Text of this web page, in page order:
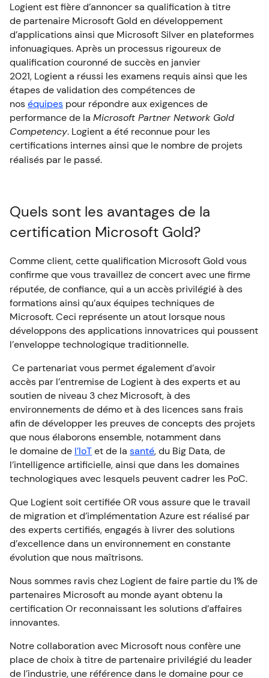
Logient est fièred’annoncersa qualificationà titre
de partenaire Microsoft Gold en développement
d’applicationsainsi que Microsoft Silver en plateformes
infonuagiques.Après un processus rigoureux de
qualificationcouronné de succès en janvier
2021, Logient a réussi les examens requis ainsi que les
étapes de validation des compétences de
noséquipes pour répondre aux exigences de
performancede la Microsoft Partner Network Gold
Competency. Logient a été reconnue pour les
certifications internes ainsi que le nombre de projets
réalisés par le passé.
Quels sont les avantages de la
certification Microsoft Gold?
Comme client, cette qualification Microsoft Gold vous
confirme que vous travaillezde concertavec une firme
réputée, de confiance, qui a un accès privilégiéà des
formations ainsi qu’aux équipes techniques de
Microsoft. Ceci représente un atout lorsque nous
développons des applications innovatrices qui poussent
l’enveloppe technologique traditionnelle.
Ce partenariatvous permet également d’avoir
accès par l’entremise de Logientà desexpertset au
soutiende niveau 3chez Microsoft,à des
environnements de démo et à des licences sans frais
afin de développer les preuves de concepts des projets
que nous élaborons ensemble, notamment dans
ledomaine de l’IoTet de la santé, du Big Data, de
l’intelligence artificielle, ainsi que dans les domaines
technologiquesavec lesquels peuventcadrer les PoC.
Que Logient soitcertifiée OR vous assure que le travail
de migration et d’implémentation Azure est réalisé par
des experts certifiés, engagés à livrer des solutions
d’excellence dans un environnement en constante
évolutionque nous maîtrisons.
Nous sommes ravis chez Logient de faire partie du 1% de
partenaires Microsoft au mondeayant obtenu la
certification Or reconnaissant les solutions d’affaires
innovantes.
Notre collaboration avec Microsoft nous confère une
place de choixà titre de partenaire privilégié du leader
de l’industrie, une référence dans le domaine pour ce